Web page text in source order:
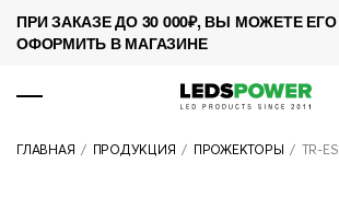
ПРИ ЗАКАЗЕ ДО 30 000₽, ВЫ МОЖЕТЕ ЕГО
ОФОРМИТЬ В МАГАЗИНЕ
О КОМПАНИИ
ГЛАВНАЯ / ПРОДУКЦИЯ / ПРОЖЕКТОРЫ / TR-ES